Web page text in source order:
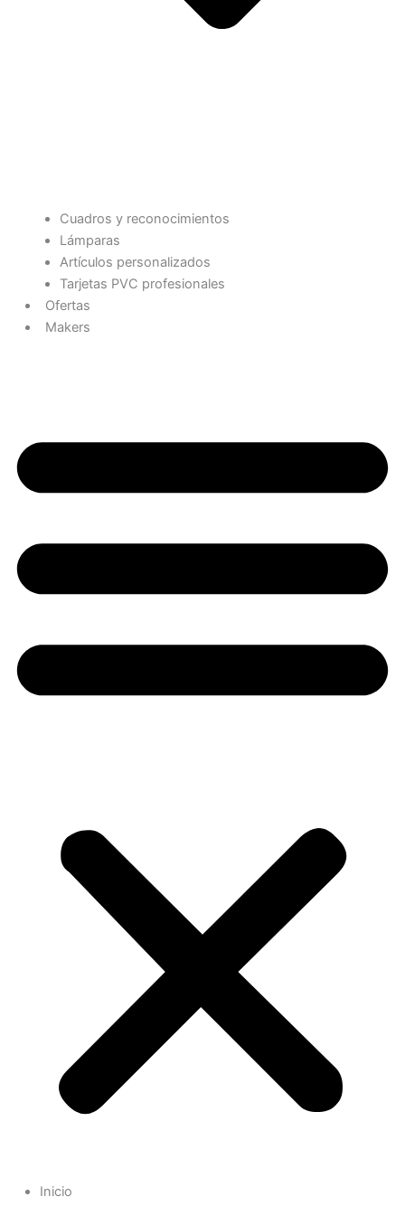
Cuadros y reconocimientos
Lámparas
Artículos personalizados
Tarjetas PVC profesionales
Ofertas
Makers
Inicio